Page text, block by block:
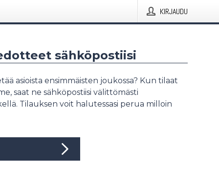
KIRJAUDU
sähköpostiisi
asioista ensimmäisten joukossa? Kun tilaat
saat ne sähköpostiisi välittömästi
Tilauksen voit halutessasi perua milloin